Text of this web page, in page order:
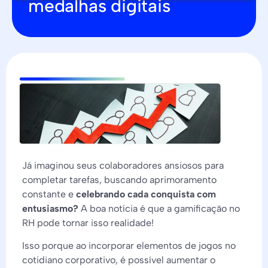
medalhas digitais
Já imaginou seus colaboradores ansiosos para
completar tarefas, buscando aprimoramento
constante e celebrando cada conquista com
entusiasmo? A boa notícia é que a gamificação no
RH pode tornar isso realidade!
Isso porque ao incorporar elementos de jogos no
cotidiano corporativo, é possível aumentar o